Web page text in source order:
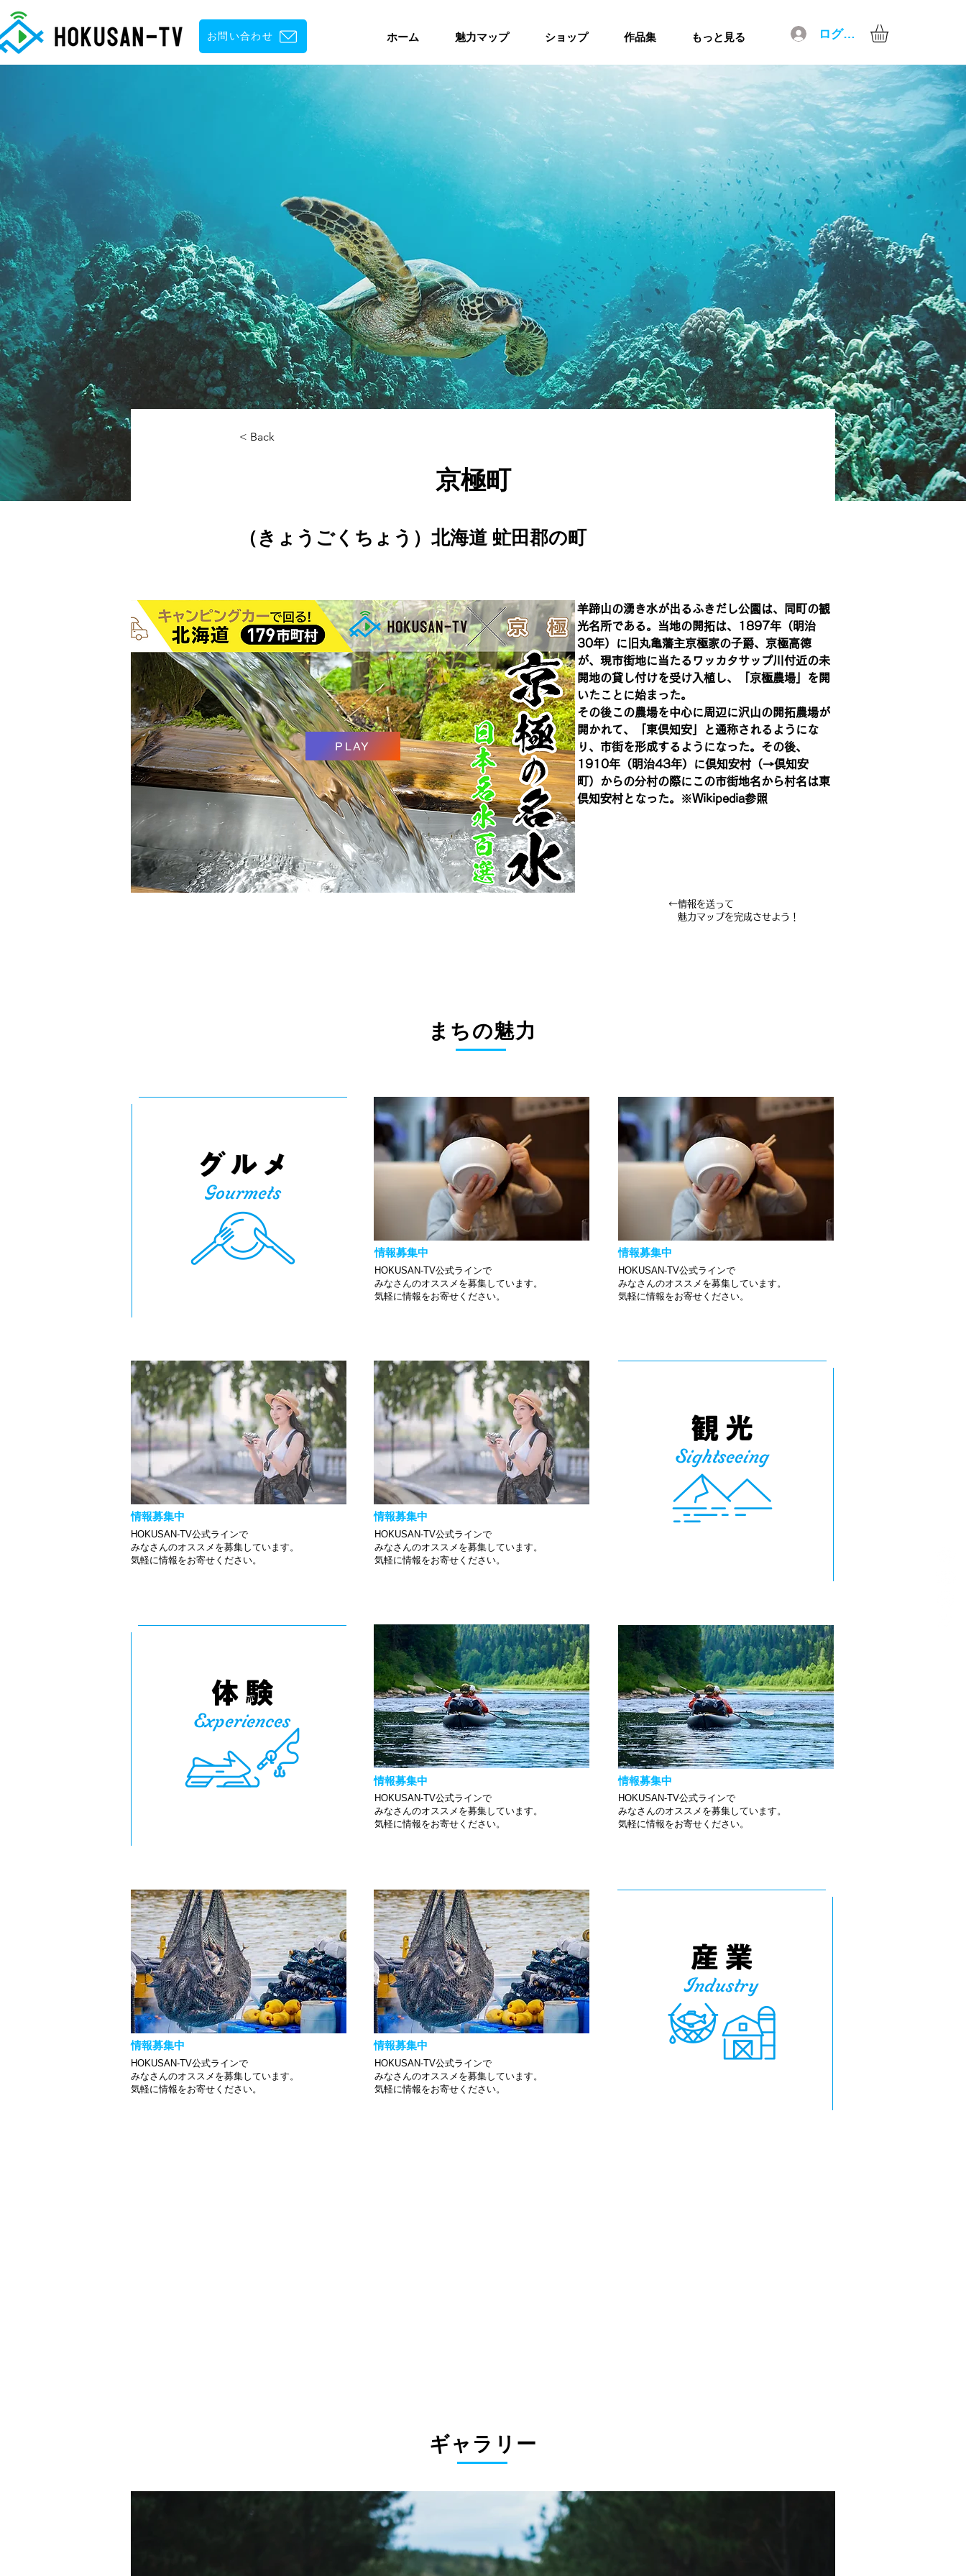
ホーム 魅力マップ ショップ 作品集 もっと見る ログイン
お問い合わせ
< Back
京極町
（きょうごくちょう）北海道 虻田郡の町
PLAY
羊蹄山の湧き水が出るふきだし公園は、同町の観
光名所である。当地の開拓は、1897年（明治
30年）に旧丸亀藩主京極家の子爵、京極高徳
が、現市街地に当たるワッカタサップ川付近の未
開地の貸し付けを受け入植し、「京極農場」を開
いたことに始まった。
その後この農場を中心に周辺に沢山の開拓農場が
開かれて、「東倶知安」と通称されるようにな
り、市街を形成するようになった。その後、
1910年（明治43年）に倶知安村（→倶知安
町）からの分村の際にこの市街地名から村名は東
倶知安村となった。※Wikipedia参照
←情報を送って
魅力マップを完成させよう！
まちの魅力
情報募集中
HOKUSAN-TV公式ラインで
みなさんのオススメを募集しています。
​気軽に情報をお寄せください。
情報募集中
HOKUSAN-TV公式ラインで
みなさんのオススメを募集しています。
​気軽に情報をお寄せください。
情報募集中
HOKUSAN-TV公式ラインで
みなさんのオススメを募集しています。
​気軽に情報をお寄せください。
情報募集中
HOKUSAN-TV公式ラインで
みなさんのオススメを募集しています。
​気軽に情報をお寄せください。
情報募集中
HOKUSAN-TV公式ラインで
みなさんのオススメを募集しています。
​気軽に情報をお寄せください。
情報募集中
HOKUSAN-TV公式ラインで
みなさんのオススメを募集しています。
​気軽に情報をお寄せください。
情報募集中
HOKUSAN-TV公式ラインで
みなさんのオススメを募集しています。
​気軽に情報をお寄せください。
情報募集中
HOKUSAN-TV公式ラインで
みなさんのオススメを募集しています。
​気軽に情報をお寄せください。
ギャラリー